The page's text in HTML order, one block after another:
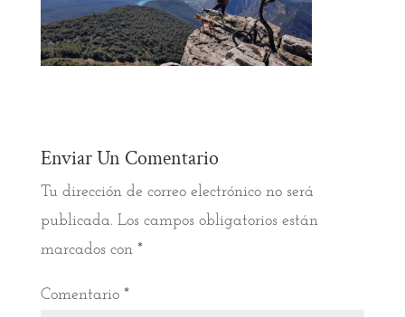
Enviar Un Comentario
Tu dirección de correo electrónico no será
publicada. Los campos obligatorios están
marcados con *
Comentario *